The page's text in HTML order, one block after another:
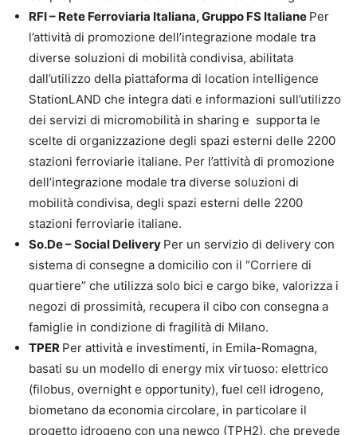
RFI – Rete Ferroviaria Italiana, Gruppo FS Italiane Per
l’attività di promozione dell’integrazione modale tra
diverse soluzioni di mobilità condivisa, abilitata
dall’utilizzo della piattaforma di location intelligence
StationLAND che integra dati e informazioni sull’utilizzo
dei servizi di micromobilità in sharing e supporta le
scelte di organizzazione degli spazi esterni delle 2200
stazioni ferroviarie italiane. Per l’attività di promozione
dell’integrazione modale tra diverse soluzioni di
mobilità condivisa, degli spazi esterni delle 2200
stazioni ferroviarie italiane.
So.De – Social Delivery Per un servizio di delivery con
sistema di consegne a domicilio con il “Corriere di
quartiere” che utilizza solo bici e cargo bike, valorizza i
negozi di prossimità, recupera il cibo con consegna a
famiglie in condizione di fragilità di Milano.
TPER Per attività e investimenti, in Emila-Romagna,
basati su un modello di energy mix virtuoso: elettrico
(filobus, overnight e opportunity), fuel cell idrogeno,
biometano da economia circolare, in particolare il
progetto idrogeno con una newco (TPH2), che prevede